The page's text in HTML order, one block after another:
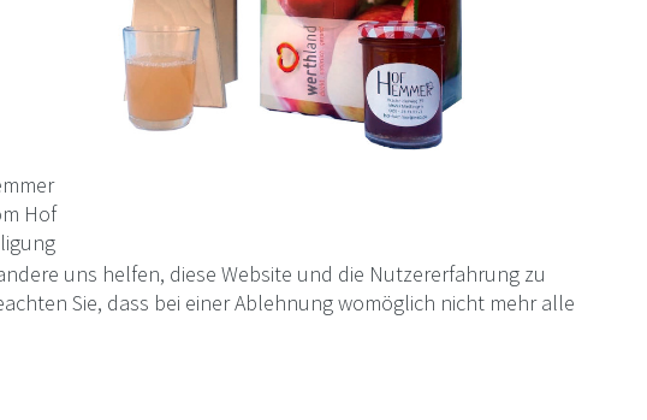
Hof
uns helfen, diese Website und die Nutzererfahrung zu
Sie, dass bei einer Ablehnung womöglich nicht mehr alle